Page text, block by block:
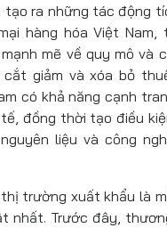
tạo ra những tác động
hàng hóa Việt Nam,
mẽ về quy mô và
cắt giảm và xóa bỏ
có khả năng cạnh
đồng thời tạo điều
liệu và công
trường xuất khẩu là
nhất. Trước đây,